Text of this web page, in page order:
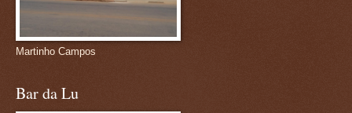
Martinho Campos
Bar da Lu